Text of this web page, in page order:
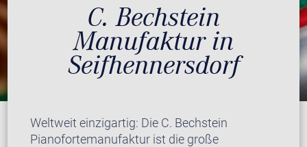
C. Bechstein
Manufaktur in
Seifhennersdorf
Weltweit einzigartig: Die C. Bechstein
Pianofortemanufaktur ist die große